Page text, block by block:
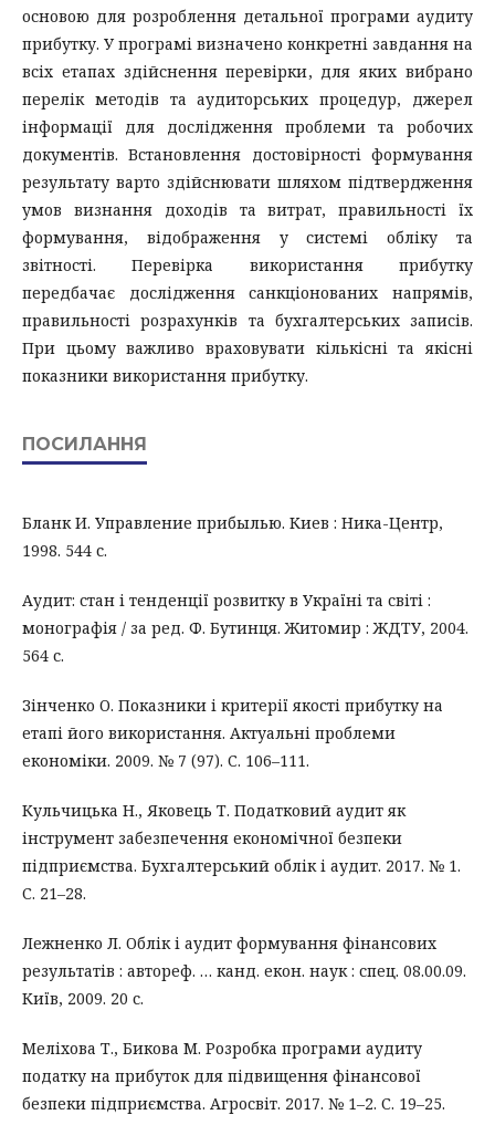
основою для розроблення детальної програми аудиту
прибутку. У програмі визначено конкретні завдання на
всіх етапах здійснення перевірки, для яких вибрано
перелік методів та аудиторських процедур, джерел
інформації для дослідження проблеми та робочих
документів. Встановлення достовірності формування
результату варто здійснювати шляхом підтвердження
умов визнання доходів та витрат, правильності їх
формування, відображення у системі обліку та
звітності. Перевірка використання прибутку
передбачає дослідження санкціонованих напрямів,
правильності розрахунків та бухгалтерських записів.
При цьому важливо враховувати кількісні та якісні
показники використання прибутку.
ПОСИЛАННЯ
Бланк И. Управление прибылью. Киев : Ника-Центр,
1998. 544 с.
Аудит: стан і тенденції розвитку в Україні та світі :
монографія / за ред. Ф. Бутинця. Житомир : ЖДТУ, 2004.
564 с.
Зінченко О. Показники і критерії якості прибутку на
етапі його використання. Актуальні проблеми
економіки. 2009. № 7 (97). С. 106–111.
Кульчицька Н., Яковець Т. Податковий аудит як
інструмент забезпечення економічної безпеки
підприємства. Бухгалтерський облік і аудит. 2017. № 1.
С. 21–28.
Лежненко Л. Облік і аудит формування фінансових
результатів : автореф. … канд. екон. наук : спец. 08.00.09.
Київ, 2009. 20 с.
Меліхова Т., Бикова М. Розробка програми аудиту
податку на прибуток для підвищення фінансової
безпеки підприємства. Агросвіт. 2017. № 1–2. С. 19–25.